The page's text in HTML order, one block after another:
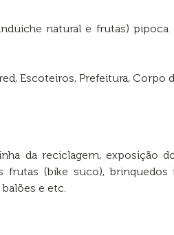
natural e frutas)
Escoteiros, Prefeitura, Corpo
da reciclagem, exposição
(bike suco), brinquedos
e etc.